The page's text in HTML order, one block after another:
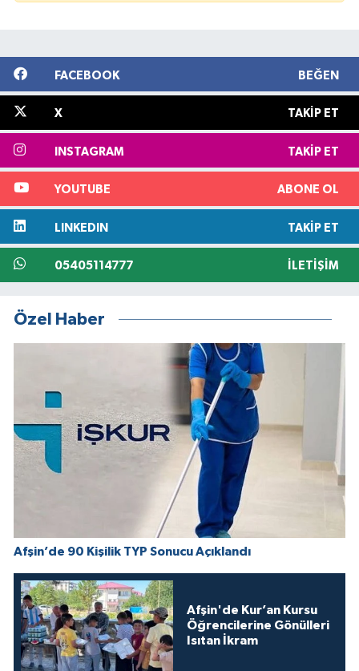
FACEBOOK BEĞEN
X TAKIP ET
INSTAGRAM TAKIP ET
YOUTUBE ABONE OL
LINKEDIN TAKIP ET
05405114777 İLETIŞIM
Özel Haber
Afşin’de 90 Kişilik TYP Sonucu Açıklandı
Afşin'de Kur’an Kursu
Öğrencilerine Gönülleri
Isıtan İkram